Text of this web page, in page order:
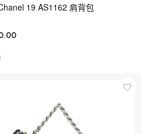
19 AS1162 肩背包